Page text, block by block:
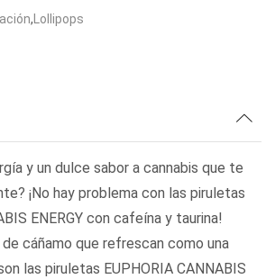
, Lollipops
y un dulce sabor a cannabis que te
¡No hay problema con las piruletas
ENERGY con cafeína y taurina!
cáñamo que refrescan como una
las piruletas EUPHORIA CANNABIS